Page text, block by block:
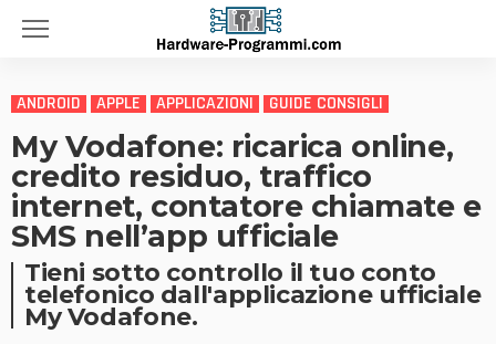
ANDROID APPLE APPLICAZIONI GUIDE CONSIGLI
My Vodafone: ricarica online,
credito residuo, traffico
internet, contatore chiamate e
SMS nell’app ufficiale
Tieni sotto controllo il tuo conto
telefonico dall'applicazione ufficiale
My Vodafone.